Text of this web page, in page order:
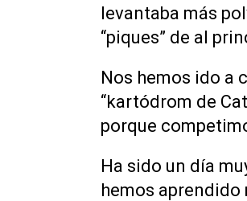
levantaba más
“piques” de al
Nos hemos ido a
“kartódrom de
porque
Ha sido un día
hemos aprendido